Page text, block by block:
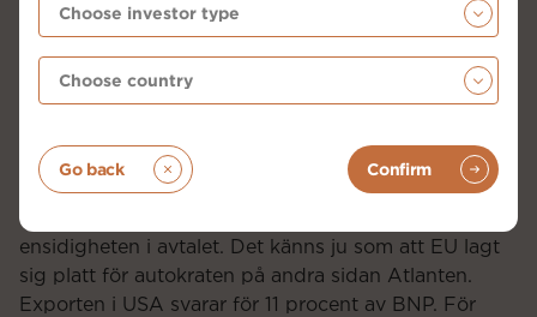
det är en enmansshow) ett brev till EU att han ville
förhandlare var påtaglig och det med all rätt. Två
veckor senare kom man överens om tariffer
exporten från EU till USA. Amerikanska varor som
importeras till Europa har inga tullar. Många detaljer
återstår, men vi var många som blev förvånade över
ensidigheten i avtalet. Det känns ju som att EU lagt
sig platt för autokraten på andra sidan Atlanten.
Exporten i USA svarar för 11 procent av BNP. För
Go back Confirm